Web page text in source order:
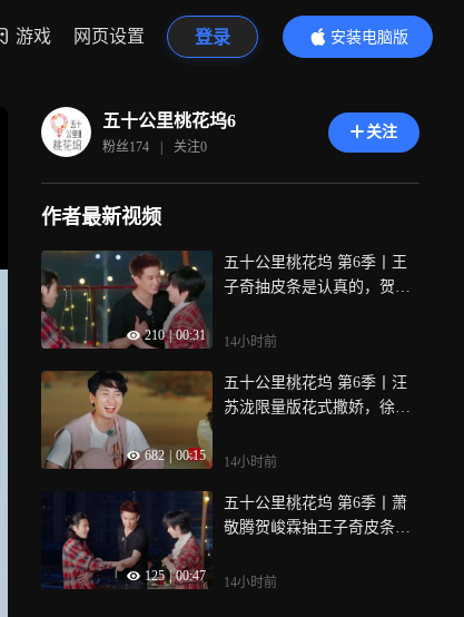
游戏 网页设置 登录
安装电脑版
内容更精彩
五十公里桃花坞6
粉丝174 | 关注0
关注
作者最新视频
210 | 00:31
五十公里桃花坞 第6季丨王
子奇抽皮条是认真的，贺峻
14小时前
682 00:15
五十公里桃花坞 第6季丨汪
苏泷限量版花式撒娇，徐志
14小时前
125 | 00:47
五十公里桃花坞 第6季丨萧
敬腾贺峻霖抽王子奇皮条，
14小时前